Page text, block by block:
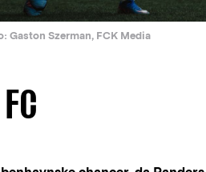
Gaston Szerman, FCK Media